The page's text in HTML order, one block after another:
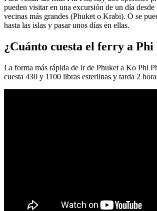
pueden visitar en una excursión de un día desde
vecinas más grandes (Phuket o Krabi). O se
hasta las islas y pasar unos días en ellas.
¿Cuánto cuesta el ferry a Phi
La forma más rápida de ir de Phuket a Ko Phi
cuesta 430 y 1100 libras esterlinas y tarda 2